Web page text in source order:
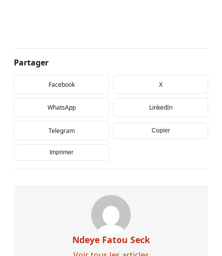
Partager
Facebook X
WhatsApp LinkedIn
Telegram Copier
Imprimer
Ndeye Fatou Seck